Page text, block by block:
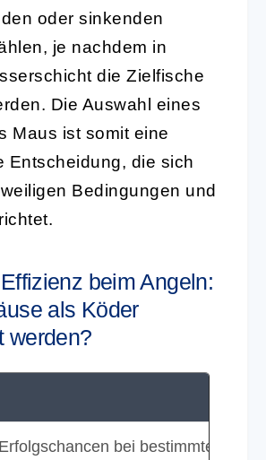
oder sinkenden
je nachdem in
die Zielfische
Die Auswahl eines
Maus ist somit eine
Entscheidung, die sich
Bedingungen und
beim Angeln:
als Köder
werden?
bei bestimmten